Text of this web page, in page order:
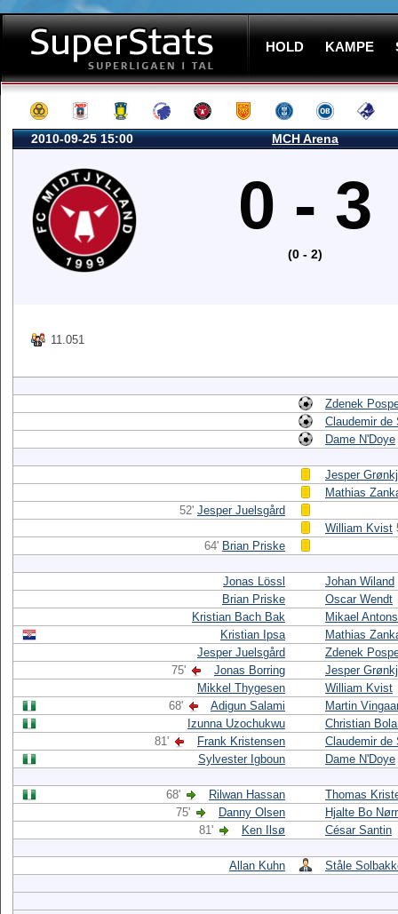
HOLD KAMPE
2010-09-25 15:00 MCH Arena
0 - 3
(0 - 2)
11.051
Zdenek
Claudemir de
Dame N'Doye
Jesper
Mathias
52' Jesper Juelsgård
William Kvist
64' Brian Priske
Jonas Lössl
Johan Wiland
Brian Priske
Oscar Wendt
Kristian Bach Bak
Mikael
Kristian Ipsa
Mathias
Jesper Juelsgård
Zdenek
75'
Jonas Borring
Jesper
Mikkel Thygesen
William Kvist
68'
Adigun Salami
Martin
Izunna Uzochukwu
Christian
81'
Frank Kristensen
Claudemir de
Sylvester Igboun
Dame N'Doye
68' Rilwan Hassan
Thomas
75'
Danny Olsen
Hjalte Bo
81'
Ken Ilsø César Santin
Allan Kuhn Ståle